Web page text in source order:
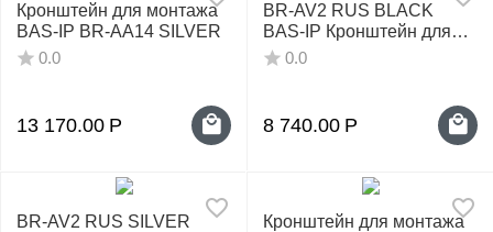
Кронштейн для монтажа
BAS-IP BR-AA14 SILVER
0.0
13 170.00 Р
BR-AV2 RUS BLACK
BAS-IP Кронштейн для
монтажа
0.0
8 740.00 Р
BR-AV2 RUS SILVER
Кронштейн для монтажа